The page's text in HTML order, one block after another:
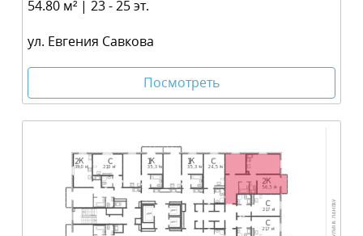
54.80 м² | 23 - 25 эт.
ул. Евгения Савкова
Посмотреть